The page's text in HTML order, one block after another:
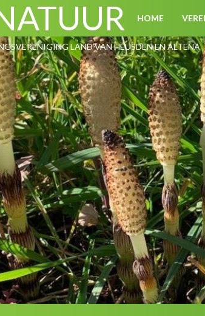
LAND VAN HEUSDEN EN ALTENA
HOME